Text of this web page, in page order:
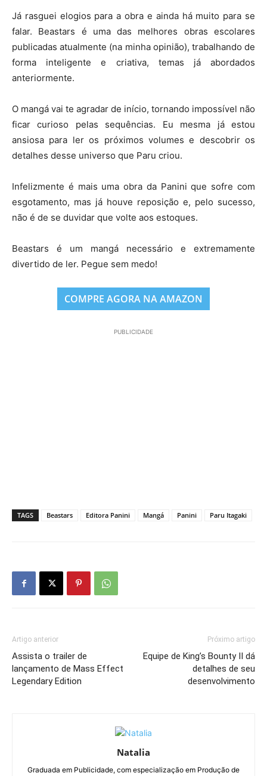
Já rasguei elogios para a obra e ainda há muito para se
falar. Beastars é uma das melhores obras escolares
publicadas atualmente (na minha opinião), trabalhando de
forma inteligente e criativa, temas já abordados
anteriormente.
O mangá vai te agradar de início, tornando impossível não
ficar curioso pelas sequências. Eu mesma já estou
ansiosa para ler os próximos volumes e descobrir os
detalhes desse universo que Paru criou.
Infelizmente é mais uma obra da Panini que sofre com
esgotamento, mas já houve reposição e, pelo sucesso,
não é de se duvidar que volte aos estoques.
Beastars é um mangá necessário e extremamente
divertido de ler. Pegue sem medo!
COMPRE AGORA NA AMAZON
PUBLICIDADE
TAGS Beastars Editora Panini Mangá Panini Paru Itagaki
Artigo anterior
Assista o trailer de
lançamento de Mass Effect
Legendary Edition
Próximo artigo
Equipe de King’s Bounty II dá
detalhes de seu
desenvolvimento
Natalia
Graduada em Publicidade, com especialização em Produção de